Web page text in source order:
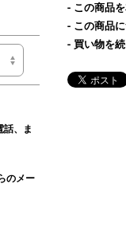
、ま
のメー
この商品
この商品
買い物を